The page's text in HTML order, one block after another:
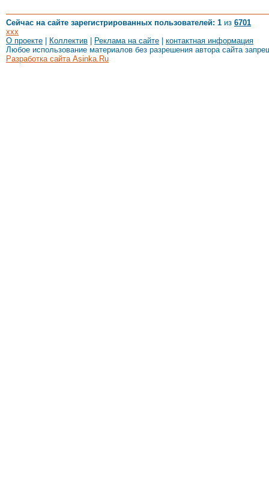
Сейчас на сайте зарегистрированных пользователей: 1 из 6701
xxx
О проекте
Коллектив Реклама на сайте
контактная информация
Любое использование материалов без разрешения автора сайта
Разработка сайта Asinka.Ru